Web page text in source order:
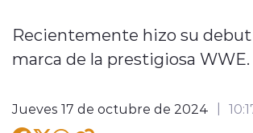
Entrevistas
Recientemente hizo su debut
marca de la prestigiosa WWE.
Jueves 17 de octubre de 2024